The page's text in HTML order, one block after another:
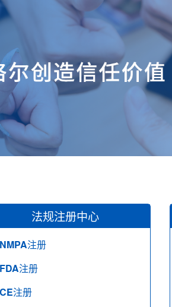
法规注册中心
NMPA注册
FDA注册
CE注册